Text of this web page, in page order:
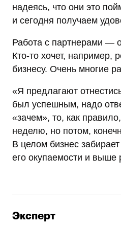
надеясь, что они это
и сегодня получаем
Работа с партнерами —
Кто-то хочет, например,
бизнесу. Очень многие
«Я предлагают
был успешным, надо
«зачем», то, как
неделю, но потом,
В целом бизнес
его окупаемости и выше
Эксперт